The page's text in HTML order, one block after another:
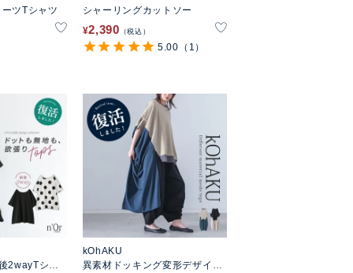
ツTシャツ
シャーリングカットソー
¥2,390 税込
5.00 （1）
2wayTシャ
kOhAKU
異素材ドッキング変形デザイン